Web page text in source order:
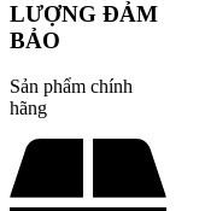
LƯỢNG ĐẢM
BẢO
Sản phẩm chính
hãng